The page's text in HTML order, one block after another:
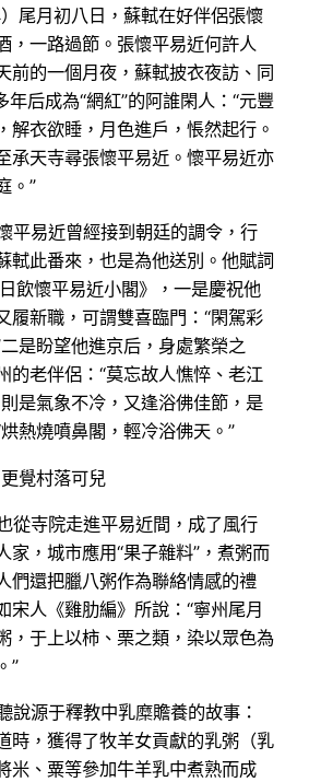
尾月初八日，蘇軾在好伴侶張懷
，一路過節。張懷平易近何許人
前的一個月夜，蘇軾披衣夜訪、同
后成為“網紅”的阿誰閑人：“元豐
解衣欲睡，月色進戶，悵然起行。
承天寺尋張懷平易近。懷平易近亦
。”
平易近曾經接到朝廷的調令，行
軾此番來，也是為他送別。他賦詞
日飲懷平易近小閣》，一是慶祝他
履新職，可謂雙喜臨門：“閑駕彩
是盼望他進京后，身處繁榮之
的老伴侶：“莫忘故人憔悴、老江
是氣象不冷，又逢浴佛佳節，是
熱燒噴鼻閣，輕冷浴佛天。”
覺村落可兒
從寺院走進平易近間，成了風行
家，城市應用“果子雜料”，煮粥而
們還把臘八粥作為聯絡情感的禮
宋人《雞肋編》所說：“寧州尾月
，于上以柿、栗之類，染以眾色為
”
說源于釋教中乳糜贍養的故事：
時，獲得了牧羊女貢獻的乳粥（乳
米、粟等參加牛羊乳中煮熟而成